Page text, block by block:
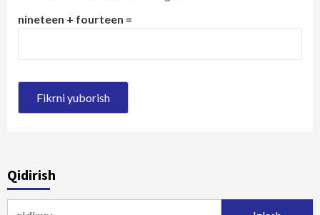
nineteen + fourteen =
Qidirish